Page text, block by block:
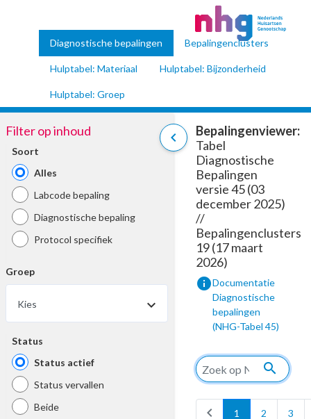
Diagnostische bepalingen Bepalingenclusters
Hulptabel: Materiaal Hulptabel: Bijzonderheid
Hulptabel: Groep
chevron_left
Filter op inhoud
Soort
Alles
Labcode bepaling
Diagnostische bepaling
Protocol specifiek
Groep
Kies
Status
Status actief
Status vervallen
Beide
Bepalingenviewer:
Tabel
Diagnostische
Bepalingen
versie 45 (03
december 2025)
//
Bepalingenclusters
19 (17 maart
2026)
infoDocumentatie
Diagnostische
bepalingen
(NHG-Tabel 45)
search
chevron_left 1 2 3